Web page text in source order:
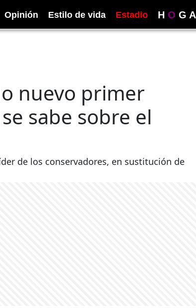
Opinión Estilo de vida Estadio H O G A
nuevo primer
sabe sobre el
de los conservadores, en sustitución de